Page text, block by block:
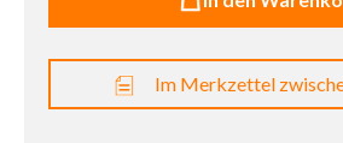
Im Merkzettel